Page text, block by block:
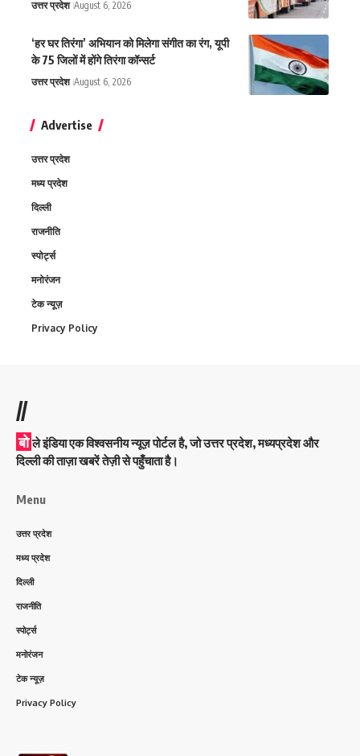
उत्तर प्रदेश August 6, 2026
‘हर घर तिरंगा’ अभियान को मिलेगा संगीत का रंग, यूपी
के 75 जिलों में होंगे तिरंगा कॉन्सर्ट
उत्तर प्रदेश August 6, 2026
Advertise
उत्तर प्रदेश
मध्य प्रदेश
दिल्ली
राजनीति
स्पोर्ट्स
मनोरंजन
टेक न्यूज़
Privacy Policy
//
बो ले इंडिया एक विश्वसनीय न्यूज़ पोर्टल है, जो उत्तर प्रदेश, मध्यप्रदेश और
दिल्ली की ताज़ा खबरें तेज़ी से पहुँचाता है।
Menu
उत्तर प्रदेश
मध्य प्रदेश
दिल्ली
राजनीति
स्पोर्ट्स
मनोरंजन
टेक न्यूज़
Privacy Policy